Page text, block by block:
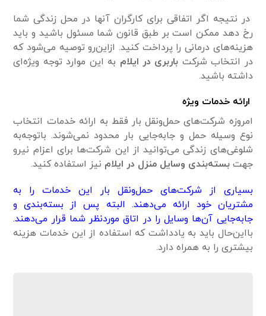
در نتیجه اگر اتفاقی برای کارگران آنها در محل زندگی شما
رخ دهد ممکن است بر طبق قانون شما مسئول باشید و باید
هزینه‌های درمانی را پرداخت کنید. ازاین‌رو توصیه می‌شود که
در انتخاب شرکت باربری در ایلام به این موارد توجه ویژه‌ای
داشته باشید.
ارائه خدمات ویژه
امروزه شرکت‌های حمل‌ونقل بار فقط به ارائه خدمات انتخاب
نوع وسیله حمل و جابه‌جایی بار محدود نمی‌شوند. باتوجه‌به
شلوغی‌های زندگی می‌توانید از این شرکت‌ها برای اعزام نیرو
جهتبسته‌بندی وسایل منزل در ایلام نیز استفاده کنید.
بسیاری از شرکت‌های حمل‌ونقل بار این خدمات را به
مشتریان خود ارائه می‌دهند. البته پس از بسته‌بندی و
جابه‌جایی آن‌ها وسایل را در اتاق موردنظر شما قرار می‌دهند.
بااین‌حال باید به یادداشت که استفاده از این خدمات هزینه
بیشتری را به همراه دارد.